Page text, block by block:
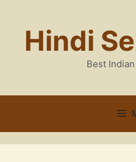
contentHindi
Best